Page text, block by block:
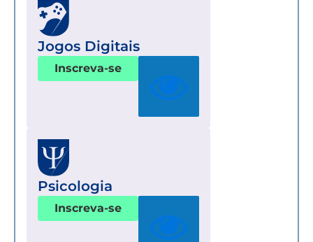
Jogos Digitais
Inscreva-se
Psicologia
Inscreva-se